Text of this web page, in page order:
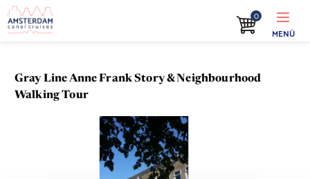
0
MENÜ
Gray Line Anne Frank Story & Neighbourhood
Walking Tour